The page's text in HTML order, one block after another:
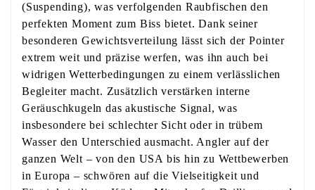
(Suspending), was verfolgenden Raubfischen den
perfekten Moment zum Biss bietet. Dank seiner
besonderen Gewichtsverteilung lässt sich der Pointer
extrem weit und präzise werfen, was ihn auch bei
widrigen Wetterbedingungen zu einem verlässlichen
Begleiter macht. Zusätzlich verstärken interne
Geräuschkugeln das akustische Signal, was
insbesondere bei schlechter Sicht oder in trübem
Wasser den Unterschied ausmacht. Angler auf der
ganzen Welt – von den USA bis hin zu Wettbewerben
in Europa – schwören auf die Vielseitigkeit und